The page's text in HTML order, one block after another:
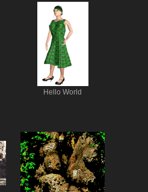
Hello World